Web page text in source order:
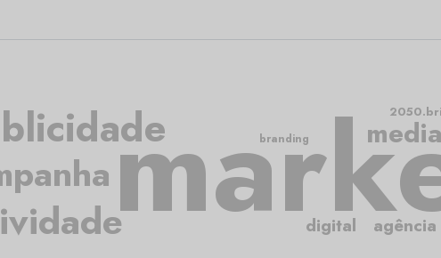
media
agência
digital
branding